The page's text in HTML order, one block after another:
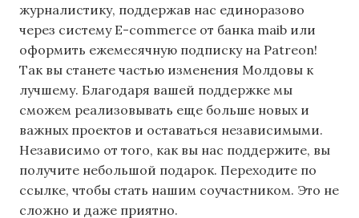
журналистику, поддержав нас единоразово
через систему E-commerce от банка maib или
оформить ежемесячную подписку на Patreon!
Так вы станете частью изменения Молдовы к
лучшему. Благодаря вашей поддержке мы
сможем реализовывать еще больше новых и
важных проектов и оставаться независимыми.
Независимо от того, как вы нас поддержите, вы
получите небольшой подарок. Переходите по
ссылке, чтобы стать нашим соучастником. Это не
сложно и даже приятно.